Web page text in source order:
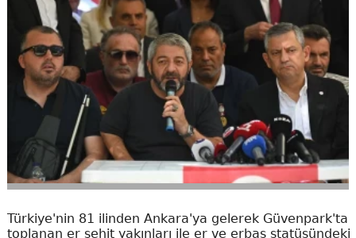
Türkiye'nin 81 ilinden Ankara'ya gelerek Güvenpark'ta
toplanan er şehit yakınları ile er ve erbaş statüsündeki